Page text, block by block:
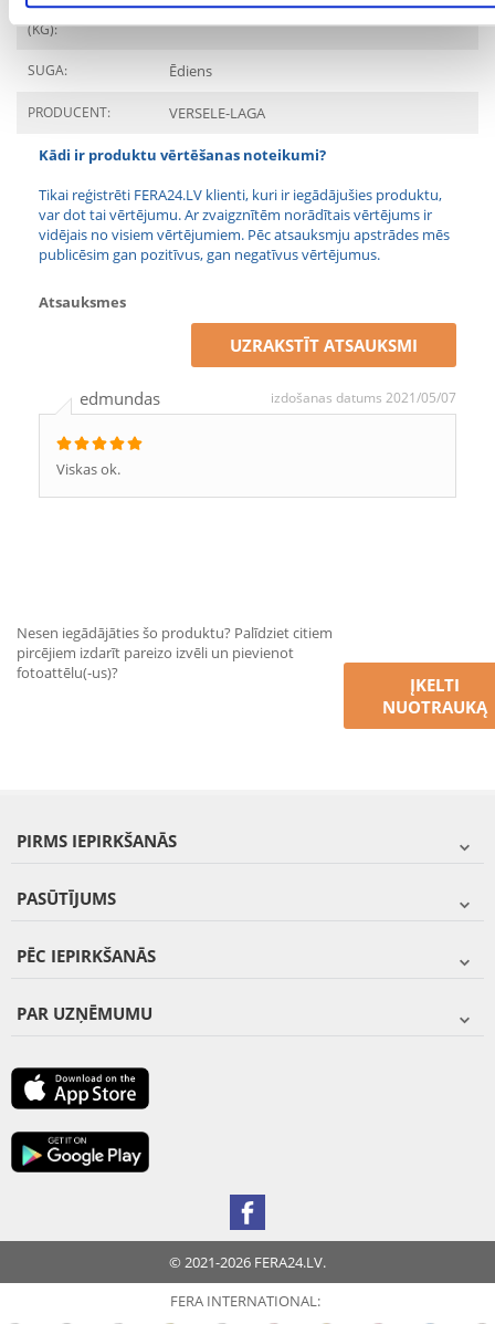
IEPAKOJUMA SVARS
(KG):
2.5
SUGA: Ēdiens
PRODUCENT: VERSELE-LAGA
Kādi ir produktu vērtēšanas noteikumi?
Tikai reģistrēti FERA24.LV klienti, kuri ir iegādājušies produktu,
var dot tai vērtējumu. Ar zvaigznītēm norādītais vērtējums ir
vidējais no visiem vērtējumiem. Pēc atsauksmju apstrādes mēs
publicēsim gan pozitīvus, gan negatīvus vērtējumus.
Atsauksmes
UZRAKSTĪT ATSAUKSMI
edmundas izdošanas datums 2021/05/07
Viskas ok.
Nesen iegādājāties šo produktu? Palīdziet citiem
pircējiem izdarīt pareizo izvēli un pievienot
fotoattēlu(-us)?
ĮKELTI
NUOTRAUKĄ
PIRMS IEPIRKŠANĀS
PASŪTĪJUMS
PĒC IEPIRKŠANĀS
PAR UZŅĒMUMU
© 2021-2026 FERA24.LV.
FERA INTERNATIONAL: